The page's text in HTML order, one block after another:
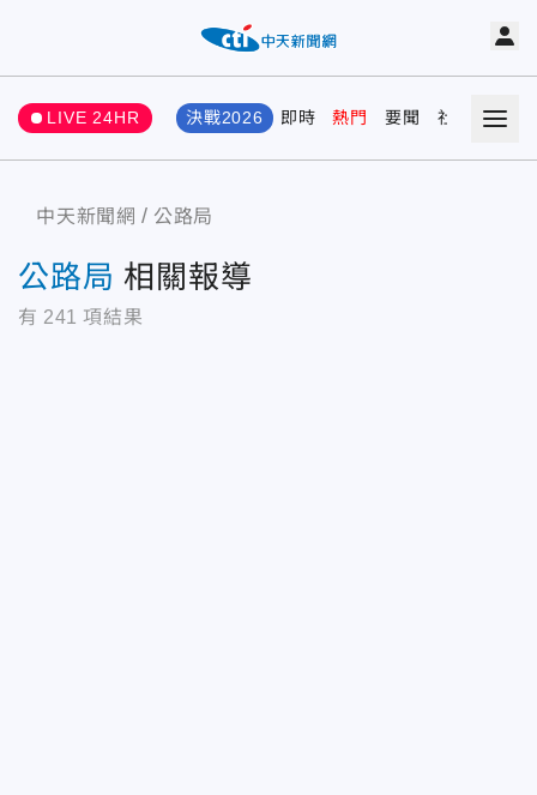
LIVE 24HR 決戰2026 即時 熱門 要聞 社會 娛樂
中天新聞網 公路局
公路局 相關報導
有 241 項結果